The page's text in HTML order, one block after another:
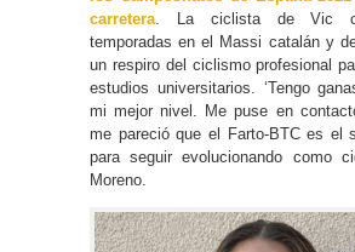
carretera . La ciclista de Vic
temporadas en el Massi catalán y
un respiro del ciclismo profesional
estudios universitarios. ‘Tengo
mi mejor nivel. Me puse en
me pareció que el Farto-BTC es el
para seguir evolucionando como
Moreno.